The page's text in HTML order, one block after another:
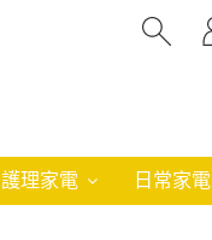
護理家電 日常家電